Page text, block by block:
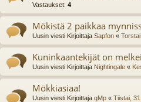
Vastaukset: 4
Mökistä 2 paikkaa
Uusin viesti Kirjoittaja Sapfon «
Kuninkaantekijät on
Uusin viesti Kirjoittaja Nightingale «
Mökkiasiaa!
Uusin viesti Kirjoittaja qMp « Tiistai,